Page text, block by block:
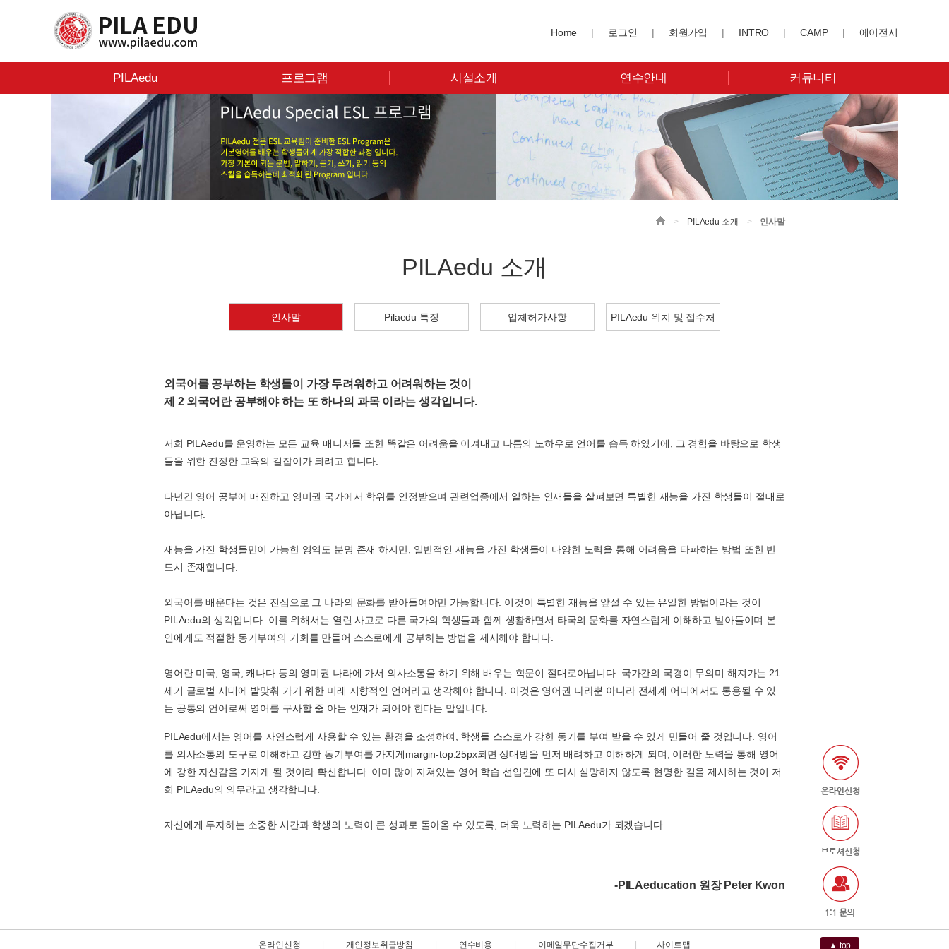
▲ top
Home | 로그인 | 회원가입 | INTRO | CAMP | 에이전시
PILAedu 프로그램 시설소개 연수안내 커뮤니티
> PILAedu 소개 > 인사말
PILAedu 소개
인사말 Pilaedu 특징 업체허가사항 PILAedu 위치 및 접수처
외국어를 공부하는 학생들이 가장 두려워하고 어려워하는 것이
제 2 외국어란 공부해야 하는 또 하나의 과목 이라는 생각입니다.
저희 PILAedu를 운영하는 모든 교육 매니저들 또한 똑같은 어려움을 이겨내고 나름의 노하우로 언어를 습득 하였기에, 그 경험을 바탕으로 학생
들을 위한 진정한 교육의 길잡이가 되려고 합니다.
다년간 영어 공부에 매진하고 영미권 국가에서 학위를 인정받으며 관련업종에서 일하는 인재들을 살펴보면 특별한 재능을 가진 학생들이 절대로
아닙니다.
재능을 가진 학생들만이 가능한 영역도 분명 존재 하지만, 일반적인 재능을 가진 학생들이 다양한 노력을 통해 어려움을 타파하는 방법 또한 반
드시 존재합니다.
외국어를 배운다는 것은 진심으로 그 나라의 문화를 받아들여야만 가능합니다. 이것이 특별한 재능을 앞설 수 있는 유일한 방법이라는 것이
PILAedu의 생각입니다. 이를 위해서는 열린 사고로 다른 국가의 학생들과 함께 생활하면서 타국의 문화를 자연스럽게 이해하고 받아들이며 본
인에게도 적절한 동기부여의 기회를 만들어 스스로에게 공부하는 방법을 제시해야 합니다.
영어란 미국, 영국, 캐나다 등의 영미권 나라에 가서 의사소통을 하기 위해 배우는 학문이 절대로아닙니다. 국가간의 국경이 무의미 해져가는 21
세기 글로벌 시대에 발맞춰 가기 위한 미래 지향적인 언어라고 생각해야 합니다. 이것은 영어권 나라뿐 아니라 전세계 어디에서도 통용될 수 있
는 공통의 언어로써 영어를 구사할 줄 아는 인재가 되어야 한다는 말입니다.
PILAedu에서는 영어를 자연스럽게 사용할 수 있는 환경을 조성하여, 학생들 스스로가 강한 동기를 부여 받을 수 있게 만들어 줄 것입니다. 영어
를 의사소통의 도구로 이해하고 강한 동기부여를 가지게margin-top:25px되면 상대방을 먼저 배려하고 이해하게 되며, 이러한 노력을 통해 영어
에 강한 자신감을 가지게 될 것이라 확신합니다. 이미 많이 지쳐있는 영어 학습 선입견에 또 다시 실망하지 않도록 현명한 길을 제시하는 것이 저
희 PILAedu의 의무라고 생각합니다.
자신에게 투자하는 소중한 시간과 학생의 노력이 큰 성과로 돌아올 수 있도록, 더욱 노력하는 PILAedu가 되겠습니다.
-PILAeducation 원장 Peter Kwon
온라인신청 개인정보취급방침 연수비용 이메일무단수집거부 사이트맵